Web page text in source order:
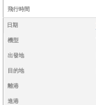
飛行時間
日期
機型
出發地
目的地
離港
進港